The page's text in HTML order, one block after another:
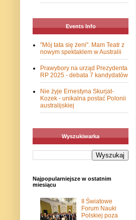
Events Info
"Mój tata się żeni". Mam Teatr z
nowym spektaklem w Australii
Prawybory na urząd Prezydenta
RP 2025 - debata 7 kandydatów
Nie żyje Ernestyna Skurjat-
Kozek - unikalna postać Polonii
australijskiej
Wyszukiwarka
Najpopularniejsze w ostatnim
miesiącu
II Światowe
Forum Nauki
Polskiej poza